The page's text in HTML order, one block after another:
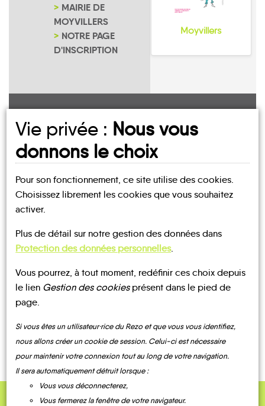
MAIRIE DE
MOYVILLERS
NOTRE PAGE
D'INSCRIPTION
Moyvillers
UN AVIS, UN TÉMOIGNAGE
À PARTAGER ?
Les infosMOBILITE
DE VÉLO COVOITURAGECOVOITURAGE
TRAIN
Vie privée : Nous vous
donnons le choix
Pour son fonctionnement, ce site utilise des cookies.
Choisissez librement les cookies que vous souhaitez
activer.
Plus de détail sur notre gestion des données dans
Protection des données personnelles.
Vous pourrez, à tout moment, redéfinir ces choix depuis
le lien Gestion des cookiesprésent dans le pied de
page.
Si vous êtes un utilisateur·rice du Rezo et que vous vous identifiez,
nous allons créer un cookie de session. Celui-ci est nécessaire
pour maintenir votre connexion tout au long de votre navigation.
Il sera automatiquement détruit lorsque :
Vous vous déconnecterez,
Vous fermerez la fenêtre de votre navigateur.